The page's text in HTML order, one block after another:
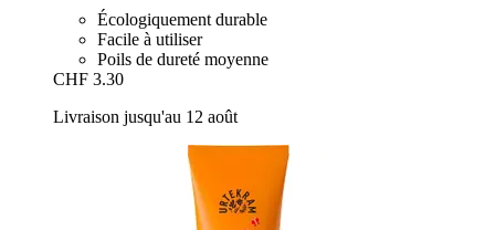
Écologiquement durable
Facile à utiliser
Poils de dureté moyenne
CHF 3.30
Livraison jusqu'au 12 août